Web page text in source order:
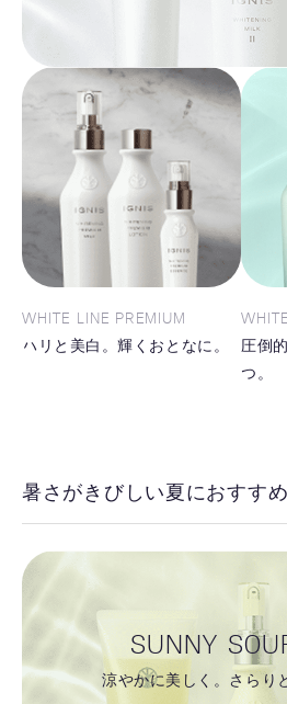
WHITE LINE PREMIUM
ハリと美白。輝くおとなに。
圧倒
つ。
暑さがきびしい夏におすすめ
SUNNY
涼やかに美しく。さらり